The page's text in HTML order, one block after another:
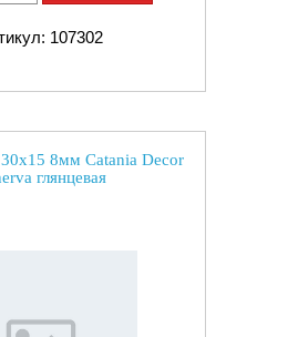
107302
8мм Catania Decor
глянцевая